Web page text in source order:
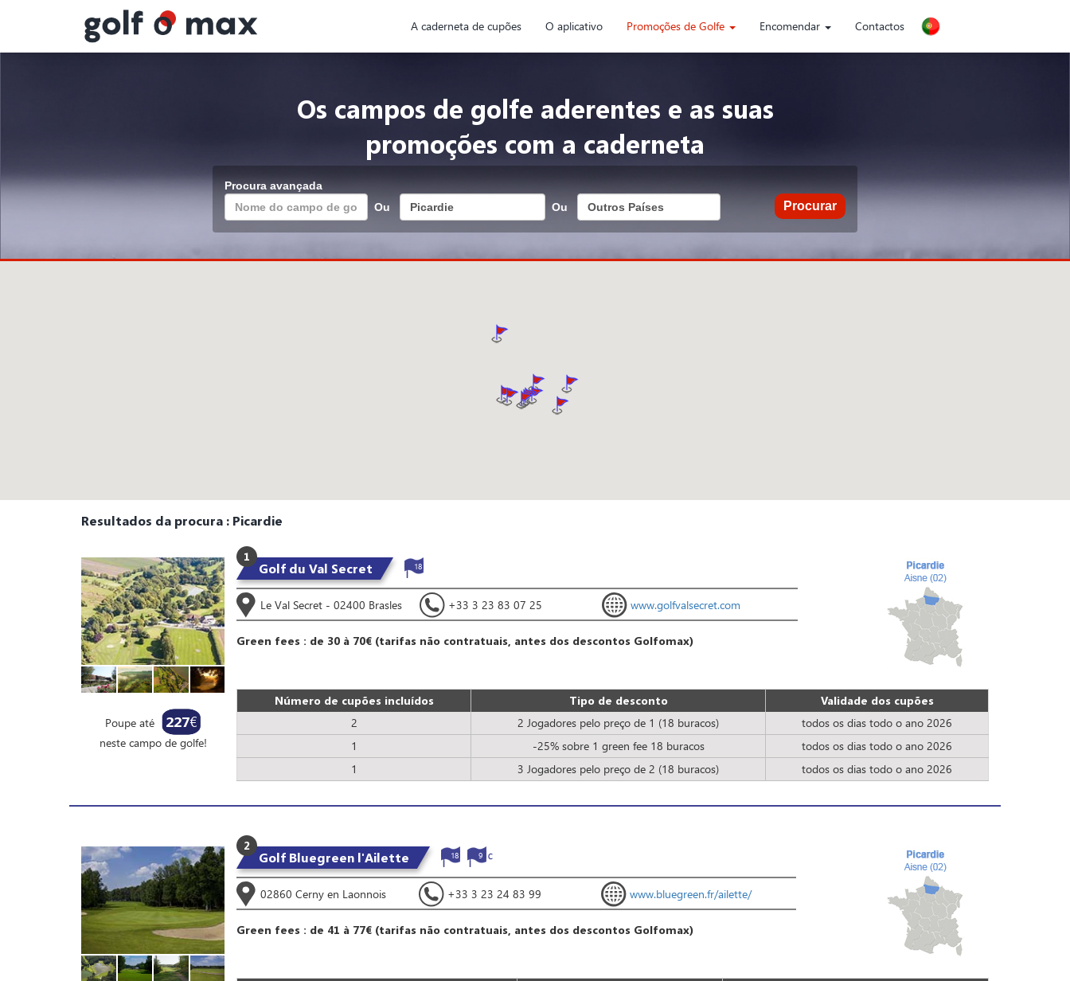
A caderneta de cupões O aplicativo Promoções de Golfe Encomendar Contactos
Os campos de golfe aderentes e as suas
promoções com a caderneta
Procura avançada
Ou
Resultados da procura : Picardie
Poupe até 227€
neste campo de golfe!
1
Golf du Val Secret 18
Le Val Secret - 02400 Brasles +33 3 23 83 07 25 www.golfvalsecret.com
Green fees : de 30 à 70€ (tarifas não contratuais, antes dos descontos Golfomax)
Número de cupões incluídos Tipo de desconto
Validade dos cupões
2
2 Jogadores pelo preço de 1 (18 buracos)
todos os dias todo o ano 2026
1
-25% sobre 1 green fee 18 buracos
todos os dias todo o ano 2026
1
3 Jogadores pelo preço de 2 (18 buracos) todos os dias todo o ano 2026
2
Golf Bluegreen l'Ailette 18 9
02860 Cerny en Laonnois +33 3 23 24 83 99 www.bluegreen.fr/ailette/
Green fees : de 41 à 77€ (tarifas não contratuais, antes dos descontos Golfomax)
Painel de Gerenciamento de Cookies